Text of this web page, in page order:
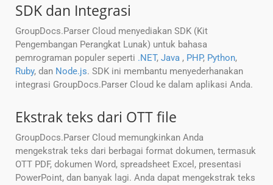
SDK dan Integrasi
GroupDocs.Parser Cloud menyediakan SDK (Kit
Pengembangan Perangkat Lunak) untuk bahasa
pemrograman populer seperti .NET, Java , PHP, Python,
Ruby, dan Node.js. SDK ini membantu menyederhanakan
integrasi GroupDocs.Parser Cloud ke dalam aplikasi Anda.
Ekstrak teks dari OTT file
GroupDocs.Parser Cloud memungkinkan Anda
mengekstrak teks dari berbagai format dokumen, termasuk
OTT PDF, dokumen Word, spreadsheet Excel, presentasi
PowerPoint, dan banyak lagi. Anda dapat mengekstrak teks